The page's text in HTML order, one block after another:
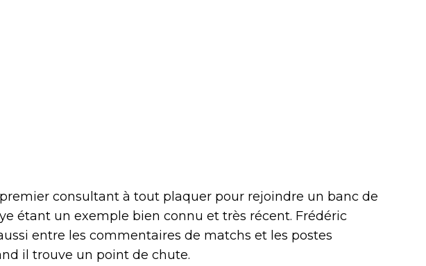
consultant à tout plaquer pour rejoindre un banc de
étant un exemple bien connu et très récent. Frédéric
entre les commentaires de matchs et les postes
il trouve un point de chute.